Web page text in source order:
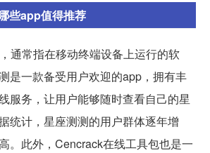
些app值得推荐
通常指在移动终端设备上运行的软
是一款备受用户欢迎的app，拥有丰
服务，让用户能够随时查看自己的星
统计，星座测测的用户群体逐年增
。此外，Cencrack在线工具包也是一